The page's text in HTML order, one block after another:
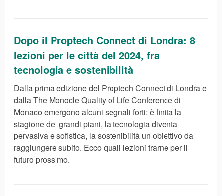
Dopo il Proptech Connect di Londra: 8
lezioni per le città del 2024, fra
tecnologia e sostenibilità
Dalla prima edizione del Proptech Connect di Londra e
dalla The Monocle Quality of Life Conference di
Monaco emergono alcuni segnali forti: è finita la
stagione dei grandi piani, la tecnologia diventa
pervasiva e sofistica, la sostenibilità un obiettivo da
raggiungere subito. Ecco quali lezioni trarne per il
futuro prossimo.